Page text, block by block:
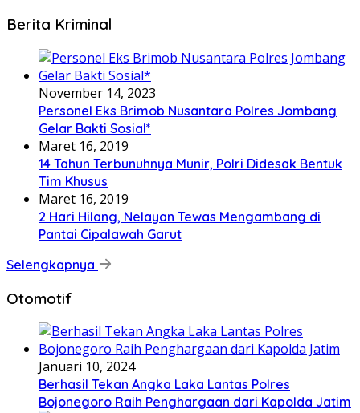
Berita Kriminal
November 14, 2023
Personel Eks Brimob Nusantara Polres Jombang
Gelar Bakti Sosial*
Maret 16, 2019
14 Tahun Terbunuhnya Munir, Polri Didesak Bentuk
Tim Khusus
Maret 16, 2019
2 Hari Hilang, Nelayan Tewas Mengambang di
Pantai Cipalawah Garut
Selengkapnya
Otomotif
Januari 10, 2024
Berhasil Tekan Angka Laka Lantas Polres
Bojonegoro Raih Penghargaan dari Kapolda Jatim